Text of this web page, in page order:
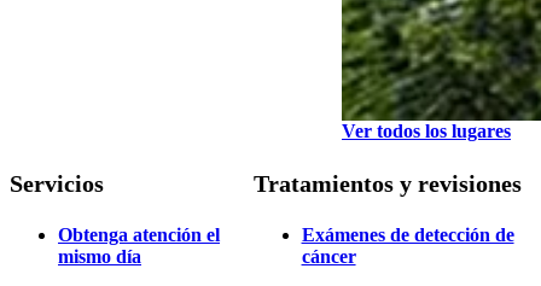
Ver todos los lugares
Servicios
Obtenga atención el
mismo día
Tratamientos y revisiones
Exámenes de detección de
cáncer